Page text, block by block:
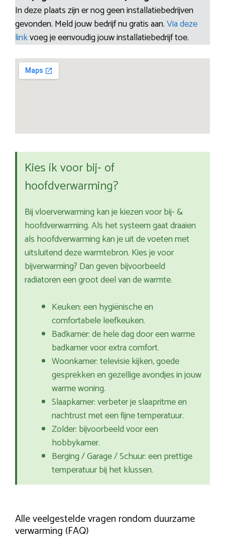
In deze plaats zijn er nog geen installatiebedrijven
gevonden. Meld jouw bedrijf nu gratis aan.Via deze
linkvoeg je eenvoudig jouw installatiebedrijf toe.
Kies ik voor bij- of
hoofdverwarming?
Bij vloerverwarming kan je kiezen voor bij- &
hoofdverwarming. Als het systeem gaat draaien
als hoofdverwarming kan je uit de voeten met
uitsluitend deze warmtebron. Kies je voor
bijverwarming? Dan geven bijvoorbeeld
radiatoren een groot deel van de warmte.
Keuken: een hygiënische en
comfortabele leefkeuken.
Badkamer: de hele dag door een warme
badkamer voor extra comfort.
Woonkamer: televisie kijken, goede
gesprekken en gezellige avondjes in jouw
warme woning.
Slaapkamer: verbeter je slaapritme en
nachtrust met een fijne temperatuur.
Zolder: bijvoorbeeld voor een
hobbykamer.
Berging / Garage / Schuur: een prettige
temperatuur bij het klussen.
Alle veelgestelde vragen rondom duurzame
verwarming (FAQ)